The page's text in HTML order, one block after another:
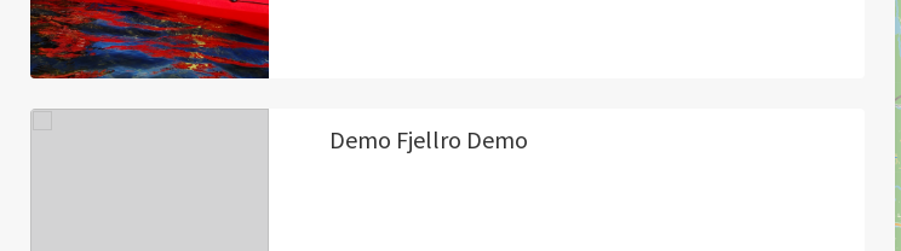
Demo Fjellro Demo